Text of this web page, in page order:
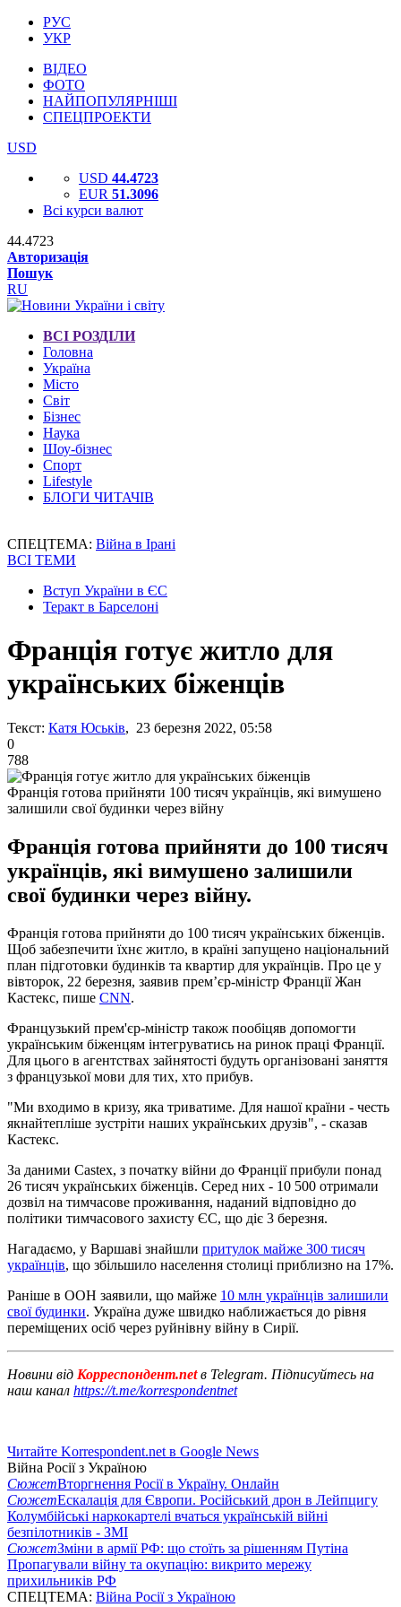
РУС
УКР
ВІДЕО
ФОТО
НАЙПОПУЛЯРНІШІ
СПЕЦПРОЕКТИ
USD
USD 44.4723
EUR 51.3096
Всі курси валют
44.4723
Авторизація
Пошук
RU
ВСІ РОЗДІЛИ
Головна
Україна
Місто
Світ
Бізнес
Наука
Шоу-бізнес
Спорт
Lifestyle
БЛОГИ ЧИТАЧІВ
СПЕЦТЕМА: Війна в Ірані
ВСІ ТЕМИ
Вступ України в ЄС
Теракт в Барселоні
Франція готує житло для
українських біженців
Текст: Катя Юськів, 23 березня 2022, 05:58
0
788
Франція готова прийняти 100 тисяч українців, які вимушено
залишили свої будинки через війну
Франція готова прийняти до 100 тисяч
українців, які вимушено залишили
свої будинки через війну.
Франція готова прийняти до 100 тисяч українських біженців.
Щоб забезпечити їхнє житло, в країні запущено національний
план підготовки будинків та квартир для українців. Про це у
вівторок, 22 березня, заявив прем’єр-міністр Франції Жан
Кастекс, пише CNN.
Французький прем'єр-міністр також пообіцяв допомогти
українським біженцям інтегруватись на ринок праці Франції.
Для цього в агентствах зайнятості будуть організовані заняття
з французької мови для тих, хто прибув.
"Ми входимо в кризу, яка триватиме. Для нашої країни - честь
якнайтепліше зустріти наших українських друзів", - сказав
Кастекс.
За даними Castex, з початку війни до Франції прибули понад
26 тисяч українських біженців. Серед них - 10 500 отримали
дозвіл на тимчасове проживання, наданий відповідно до
політики тимчасового захисту ЄС, що діє 3 березня.
Нагадаємо, у Варшаві знайшли притулок майже 300 тисяч
українців, що збільшило населення столиці приблизно на 17%.
Раніше в ООН заявили, що майже 10 млн українців залишили
свої будинки. Україна дуже швидко наближається до рівня
переміщених осіб через руйнівну війну в Сирії.
Новини від Корреспондент.netв Telegram. Підписуйтесь на
наш канал https://t.me/korrespondentnet
Читайте Korrespondent.net в Google News
Війна Росії з Україною
СюжетВторгнення Росії в Україну. Онлайн
СюжетЕскалація для Європи. Російський дрон в Лейпцигу
Колумбійські наркокартелі вчаться українській війні
безпілотників - ЗМІ
СюжетЗміни в армії РФ: що стоїть за рішенням Путіна
Пропагували війну та окупацію: викрито мережу
прихильників РФ
СПЕЦТЕМА: Війна Росії з Україною